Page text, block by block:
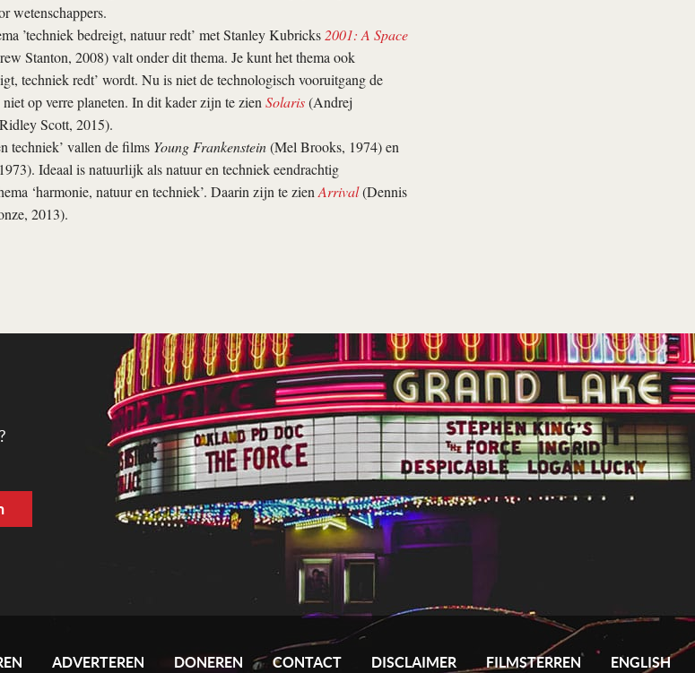
wetenschappers.
’techniek bedreigt, natuur redt’ met Stanley Kubricks 2001: A Space
Stanton, 2008) valt onder dit thema. Je kunt het thema ook
techniek redt’ wordt. Nu is niet de technologisch vooruitgang de
op verre planeten. In dit kader zijn te zien Solaris(Andrej
Scott, 2015).
techniek’ vallen de films Young Frankenstein(Mel Brooks, 1974) en
Ideaal is natuurlijk als natuur en techniek eendrachtig
‘harmonie, natuur en techniek’. Daarin zijn te zien Arrival(Dennis
2013).
ADVERTEREN DONEREN CONTACT DISCLAIMER FILMSTERREN ENGLISH